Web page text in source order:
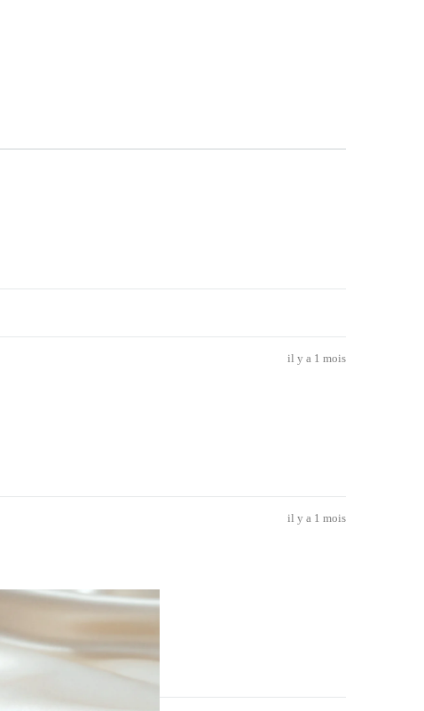
il y a 1 mois
il y a 1 mois